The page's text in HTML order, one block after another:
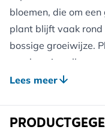
bloemen, die om
plant blijft vaak rond
bossige groeiwijze.
voorkeur in volle
grond. De plant is
bloemen te
Lees meer